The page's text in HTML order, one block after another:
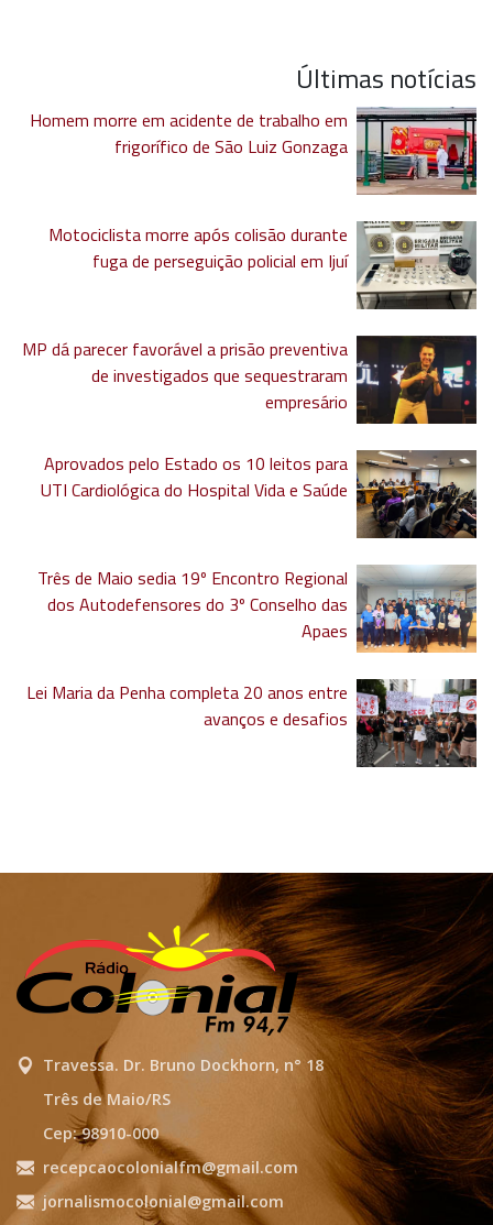
Últimas notícias
Homem morre em acidente de trabalho em
frigorífico de São Luiz Gonzaga
Motociclista morre após colisão durante
fuga de perseguição policial em Ijuí
MP dá parecer favorável a prisão preventiva
de investigados que sequestraram
empresário
Aprovados pelo Estado os 10 leitos para
UTI Cardiológica do Hospital Vida e Saúde
Três de Maio sedia 19º Encontro Regional
dos Autodefensores do 3º Conselho das
Apaes
Lei Maria da Penha completa 20 anos entre
avanços e desafios
Travessa. Dr. Bruno Dockhorn, n° 18
Três de Maio/RS
Cep: 98910-000
recepcaocolonialfm@gmail.com
jornalismocolonial@gmail.com